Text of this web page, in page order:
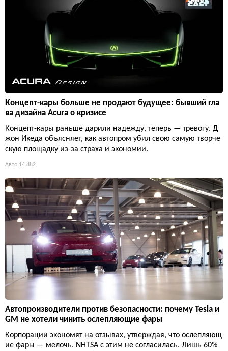
Концепт-кары больше не продают будущее: бывший гла
ва дизайна Acura о кризисе
Концепт-кары раньше дарили надежду, теперь — тревогу. Д
жон Икеда объясняет, как автопром убил свою самую творче
скую площадку из-за страха и экономии.
Авто 14 882
Автопроизводители против безопасности: почему Tesla и
GM не хотели чинить ослепляющие фары
Корпорации экономят на отзывах, утверждая, что ослепляющ
ие фары — мелочь. NHTSA с этим не согласилась. Лишь 60%